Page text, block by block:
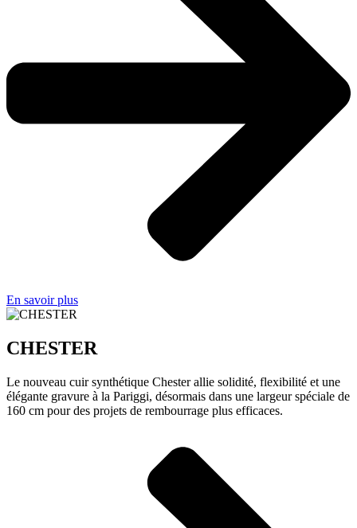
En savoir plus
CHESTER
Le nouveau cuir synthétique Chester allie solidité, flexibilité et une
élégante gravure à la Pariggi, désormais dans une largeur spéciale de
160 cm pour des projets de rembourrage plus efficaces.